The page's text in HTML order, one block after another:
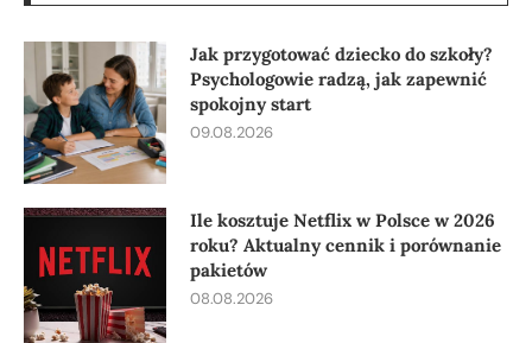
Jak przygotować dziecko do szkoły?
Psychologowie radzą, jak zapewnić
spokojny start
09.08.2026
Ile kosztuje Netflix w Polsce w 2026
roku? Aktualny cennik i porównanie
pakietów
08.08.2026